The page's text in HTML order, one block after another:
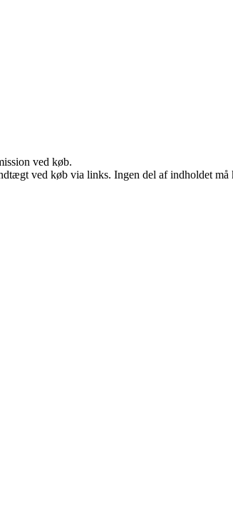
ved køb.
ved køb via links. Ingen del af indholdet må